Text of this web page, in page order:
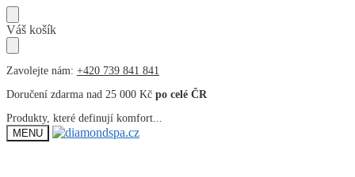
Přeskočit
na
navigaci
Přeskočit
na
obsah
Váš košík
Zavolejte nám: +420 739 841 841
Doručení zdarma nad 25 000 Kč po celé ČR
Produkty, které definují komfort...
MENU